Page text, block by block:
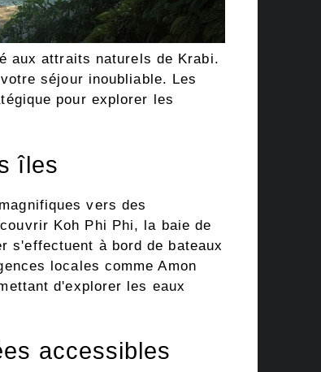
aux attraits naturels de Krabi.
séjour inoubliable. Les
pour explorer les
îles
vers des
Koh Phi Phi, la baie de
s'effectuent à bord de bateaux
locales comme Amon
d'explorer les eaux
accessibles